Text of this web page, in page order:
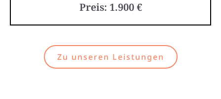
Preis: 1.900 €
Zu unseren Leistungen